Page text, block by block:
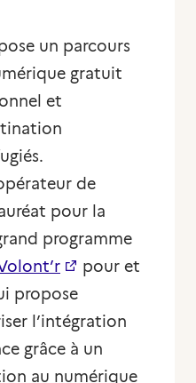
un parcours
gratuit
et
de
pour la
programme
pour et
propose
l’intégration
grâce à un
au numérique